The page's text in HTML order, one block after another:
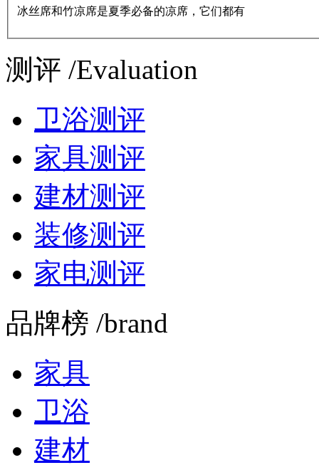
冰丝席和竹凉席是夏季必备的凉席，它们都有
测评 /Evaluation
卫浴测评
家具测评
建材测评
装修测评
家电测评
品牌榜 /brand
家具
卫浴
建材